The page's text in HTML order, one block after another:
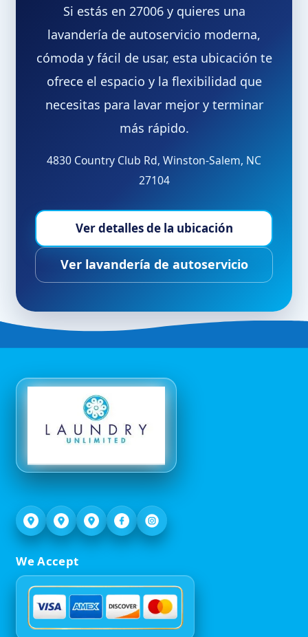
Si estás en 27006 y quieres una
lavandería de autoservicio moderna,
cómoda y fácil de usar, esta ubicación te
ofrece el espacio y la flexibilidad que
necesitas para lavar mejor y terminar
más rápido.
4830 Country Club Rd, Winston-Salem, NC
27104
Ver detalles de la ubicación
Ver lavandería de autoservicio
We Accept